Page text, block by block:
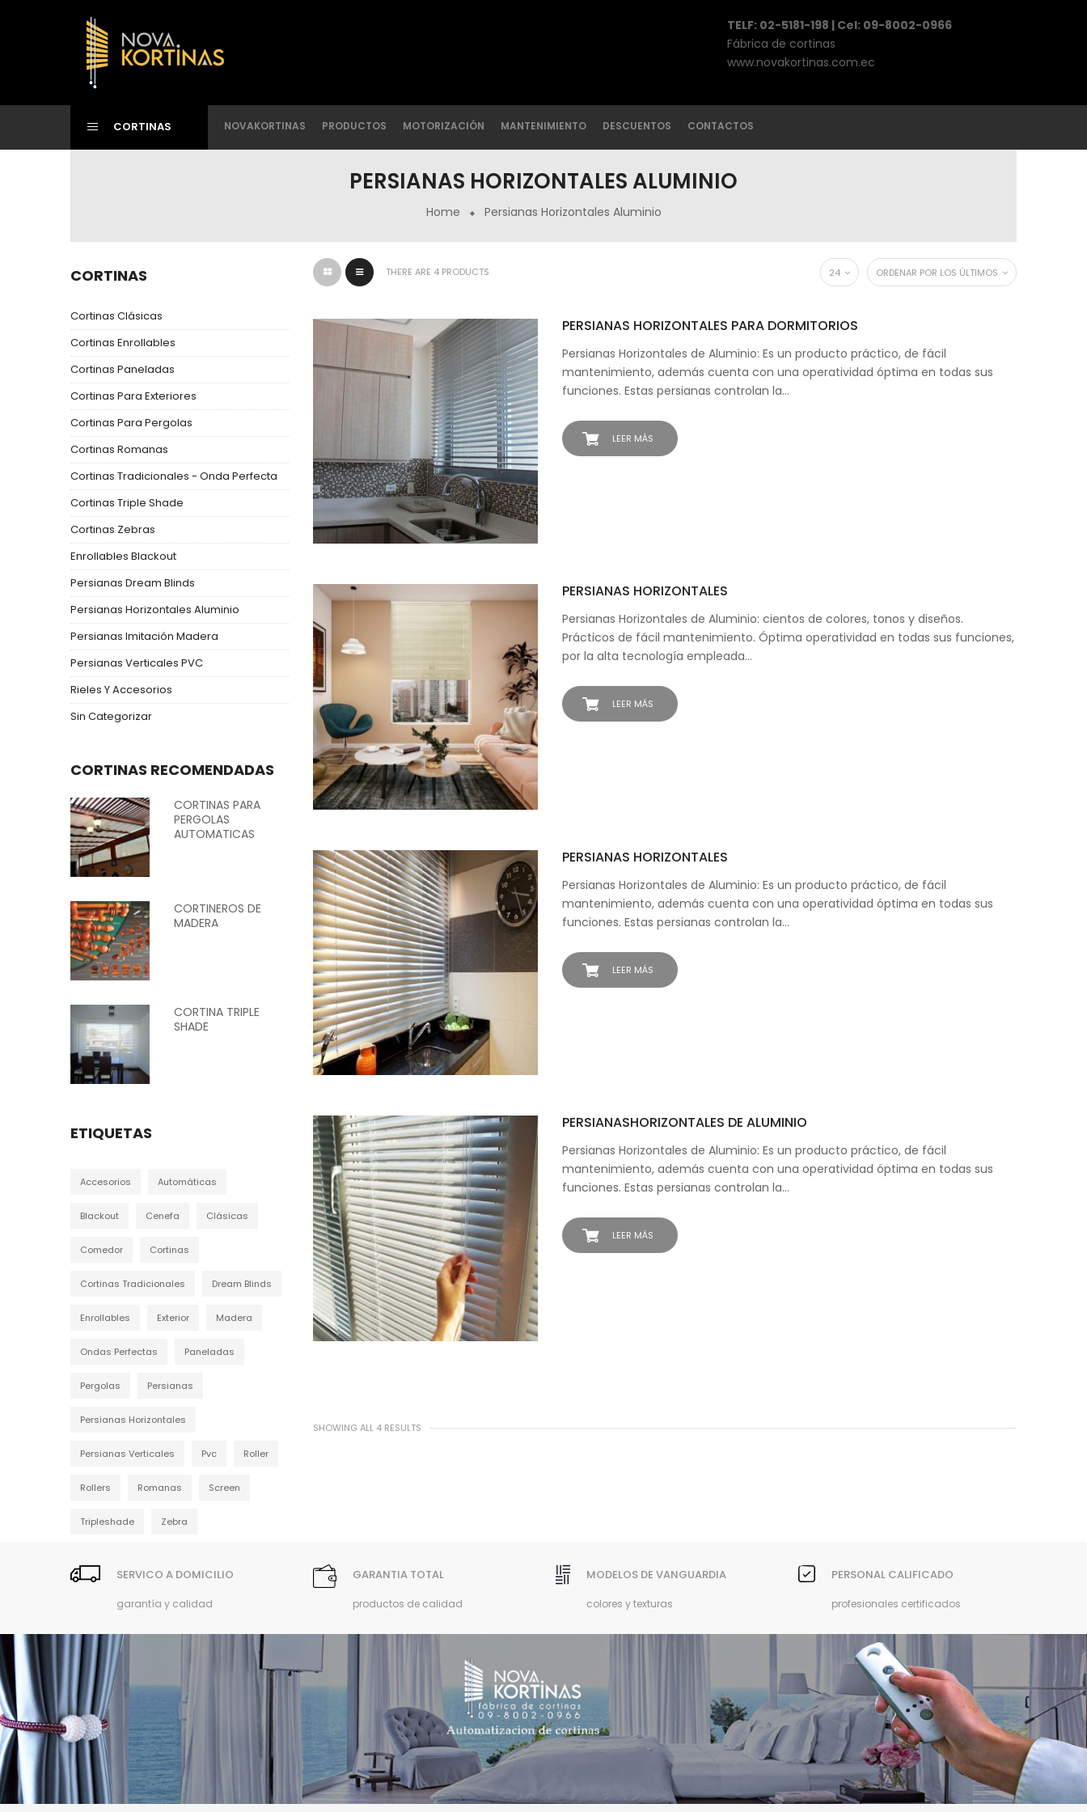
TELF: 02-5181-198 | Cel: 09-8002-0966
Fábrica de cortinas
www.novakortinas.com.ec
CORTINAS NOVAKORTINAS PRODUCTOS MOTORIZACIÓN MANTENIMIENTO DESCUENTOS CONTACTOS
PERSIANAS HORIZONTALES ALUMINIO
Home Persianas Horizontales Aluminio
CORTINAS
Cortinas Clásicas
Cortinas Enrollables
Cortinas Paneladas
Cortinas Para Exteriores
Cortinas Para Pergolas
Cortinas Romanas
Cortinas Tradicionales - Onda Perfecta
Cortinas Triple Shade
Cortinas Zebras
Enrollables Blackout
Persianas Dream Blinds
Persianas Horizontales Aluminio
Persianas Imitación Madera
Persianas Verticales PVC
Rieles Y Accesorios
Sin Categorizar
CORTINAS RECOMENDADAS
CORTINAS PARA
PERGOLAS
AUTOMATICAS
CORTINEROS DE
MADERA
CORTINA TRIPLE
SHADE
ETIQUETAS
Accesorios Automáticas
Blackout Cenefa Clásicas
Comedor Cortinas
Cortinas Tradicionales Dream Blinds
Enrollables Exterior Madera
Ondas Perfectas Paneladas
Pergolas Persianas
Persianas Horizontales
Persianas Verticales Pvc Roller
Rollers Romanas Screen
Tripleshade Zebra
THERE ARE 4 PRODUCTS ORDENAR POR LOS ÚLTIMOS
24
LEER MÁS
PERSIANAS HORIZONTALES PARA DORMITORIOS
Persianas Horizontales de Aluminio: Es un producto práctico, de fácil
mantenimiento, además cuenta con una operatividad óptima en todas sus
funciones. Estas persianas controlan la…
LEER MÁS
PERSIANAS HORIZONTALES
Persianas Horizontales de Aluminio: cientos de colores, tonos y diseños.
Prácticos de fácil mantenimiento. Óptima operatividad en todas sus funciones,
por la alta tecnología empleada…
LEER MÁS
PERSIANAS HORIZONTALES
Persianas Horizontales de Aluminio: Es un producto práctico, de fácil
mantenimiento, además cuenta con una operatividad óptima en todas sus
funciones. Estas persianas controlan la…
LEER MÁS
PERSIANASHORIZONTALES DE ALUMINIO
Persianas Horizontales de Aluminio: Es un producto práctico, de fácil
mantenimiento, además cuenta con una operatividad óptima en todas sus
funciones. Estas persianas controlan la…
SHOWING ALL 4 RESULTS
SERVICO A DOMICILIO
garantía y calidad
GARANTIA TOTAL
productos de calidad
MODELOS DE VANGUARDIA
colores y texturas
PERSONAL CALIFICADO
profesionales certificados